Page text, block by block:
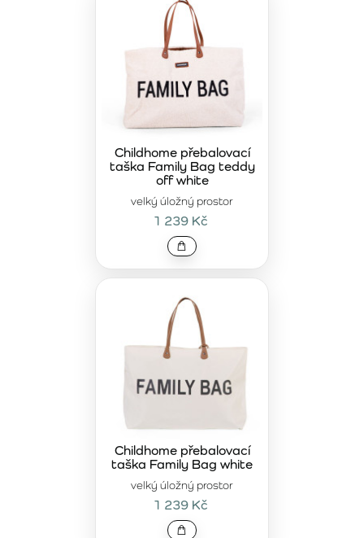
velký úložný prostor
Childhome přebalovací
taška Family Bag teddy
off white
1 239 Kč
velký úložný prostor
Childhome přebalovací
taška Family Bag white
1 239 Kč